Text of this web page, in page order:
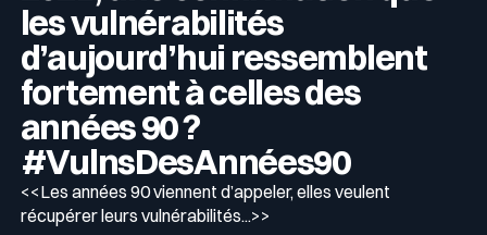
les vulnérabilités
d’aujourd’hui ressemblent
fortement à celles des
années 90 ?
#VulnsDesAnnées90
<<Les années 90 viennent d’appeler, elles veulent
récupérer leurs vulnérabilités...>>